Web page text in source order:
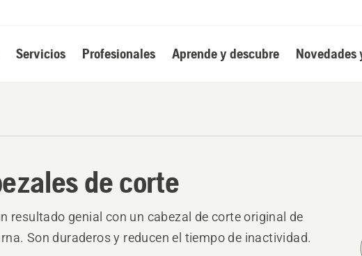
Servicios Profesionales Aprende y descubre Novedades
de corte
resultado genial con un cabezal de corte original de
Son duraderos y reducen el tiempo de inactividad.